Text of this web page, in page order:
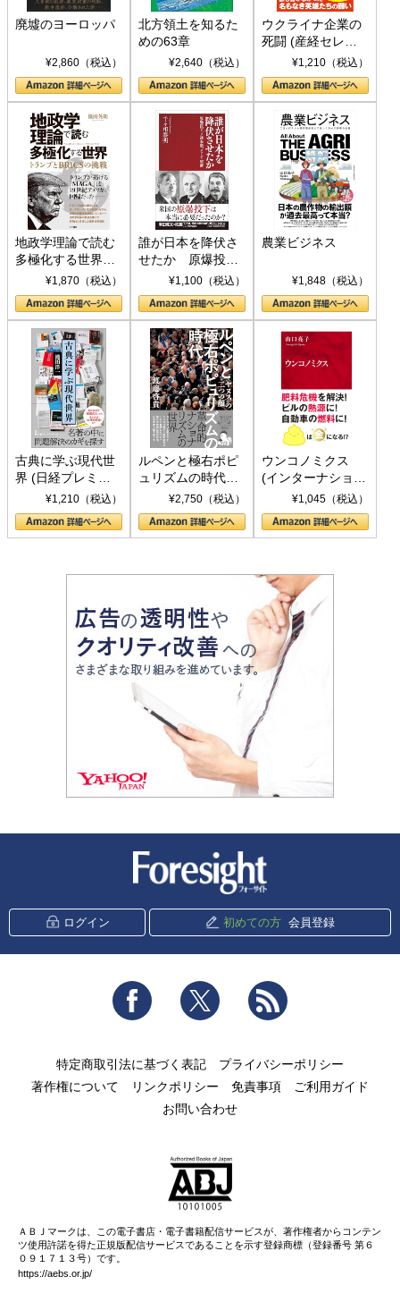
廃墟のヨーロッパ
¥2,860（税込）
北方領土を知るた
めの63章
¥2,640（税込）
ウクライナ企業の
死闘 (産経セレク
ト S 039)¥1,210（税込）
地政学理論で読む
多極化する世界：
トランプとBRICS
の挑戦
¥1,870（税込）
誰が日本を降伏さ
せたか 原爆投
下、ソ連参戦、そ
して聖断 (PHP新
書)
¥1,100（税込）
農業ビジネス
¥1,848（税込）
古典に学ぶ現代世
界 (日経プレミア
シリーズ)¥1,210（税込）
ルペンと極右ポピ
ュリズムの時代：
〈ヤヌス〉の二つ
の顔
¥2,750（税込）
ウンコノミクス
(インターナショナ
ル新書)¥1,045（税込）
ログイン 初めての方 会員登録
Facebook Twitter
特定商取引法に基づく表記
プライバシーポリシー
著作権について
リンクポリシー 免責事項
ご利用ガイド
お問い合わせ
ＡＢＪマークは、この電子書店・電子書籍配信サービスが、著作権者からコンテン
ツ使用許諾を得た正規版配信サービスであることを示す登録商標（登録番号 第６
０９１７１３号）です。
https://aebs.or.jp/